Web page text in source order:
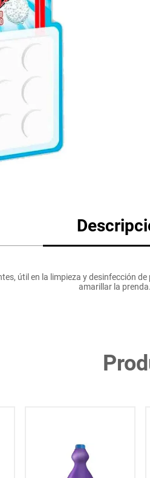
útil en la limpieza y desinfección
amarillar la
Mantequilla